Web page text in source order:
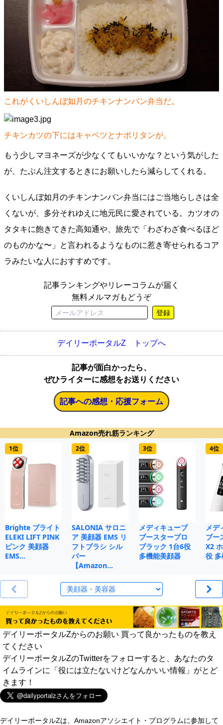
これがくいしんぼ如月のチキンナンバン弁当だ。
チキンカツの下にはキャベツとナポリタンが。
もう少しマヨネーズが少なくてもいいかな？という気がした
が、たぶん注文するときにお願いしたら減らしてくれる。
くいしんぼ如月のチキンナンバン弁当にはご当地らしさは全
くないが、多分それゆえに地元民に愛されている。カツオの
タタキに飽きてきた高知通や、旅先で「わざわざ食べるほど
のものかな〜」と言われるようなものに惹き寄せられるコア
ラみたいな人におすすめです。
記事ランキングやリレーコラムが届く
無料メルマガもどうぞ
登録
デイリーポータルZ トップへ
記事が面白かったら、
ぜひライターに感想をお送りください
記事への感想・応援フォーム
Amazon売れ筋ランキング
1位
Brighte ブライト
ELEKI LIFT PINK
ピンク 美顔器
EMS…
2位
SALONIA サロニ
ア 美顔器 EMS リ
フトブラシ シル
バー
【Amazon…
3位
メディキューブ
ブースタープロ
ブラック 1台6役
多機能美顔器
4位
メデ
ブー
X2
役
デイリーポータルZからのお願い 買って良かったものを教え
てください
デイリーポータルZのTwitterをフォローすると、あなたのタ
イムラインに「役には立たないけどなんかいい情報」がとど
きます！
デイリーポータルZは、Amazonアソシエイト・プログラムに参加して